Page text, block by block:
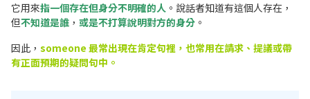
它用來指一個存在但身分不明確的人 。說話者知道有這個人存在，
但不知道是誰 ， 或是不打算說明對方的身分 。
因此， someone 最常出現在肯定句裡，也常用在請求、提議或帶
有正面預期的疑問句中。